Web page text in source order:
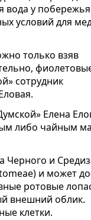
вода у
условий для
только взяв
сотрудник
Елена
либо чайным
Черного и
и может
ротовые
внешний облик.
клетки.